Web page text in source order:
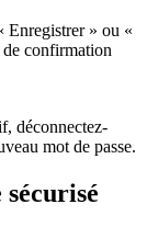
Enregistrer » ou «
confirmation
déconnectez-
mot de passe.
sécurisé